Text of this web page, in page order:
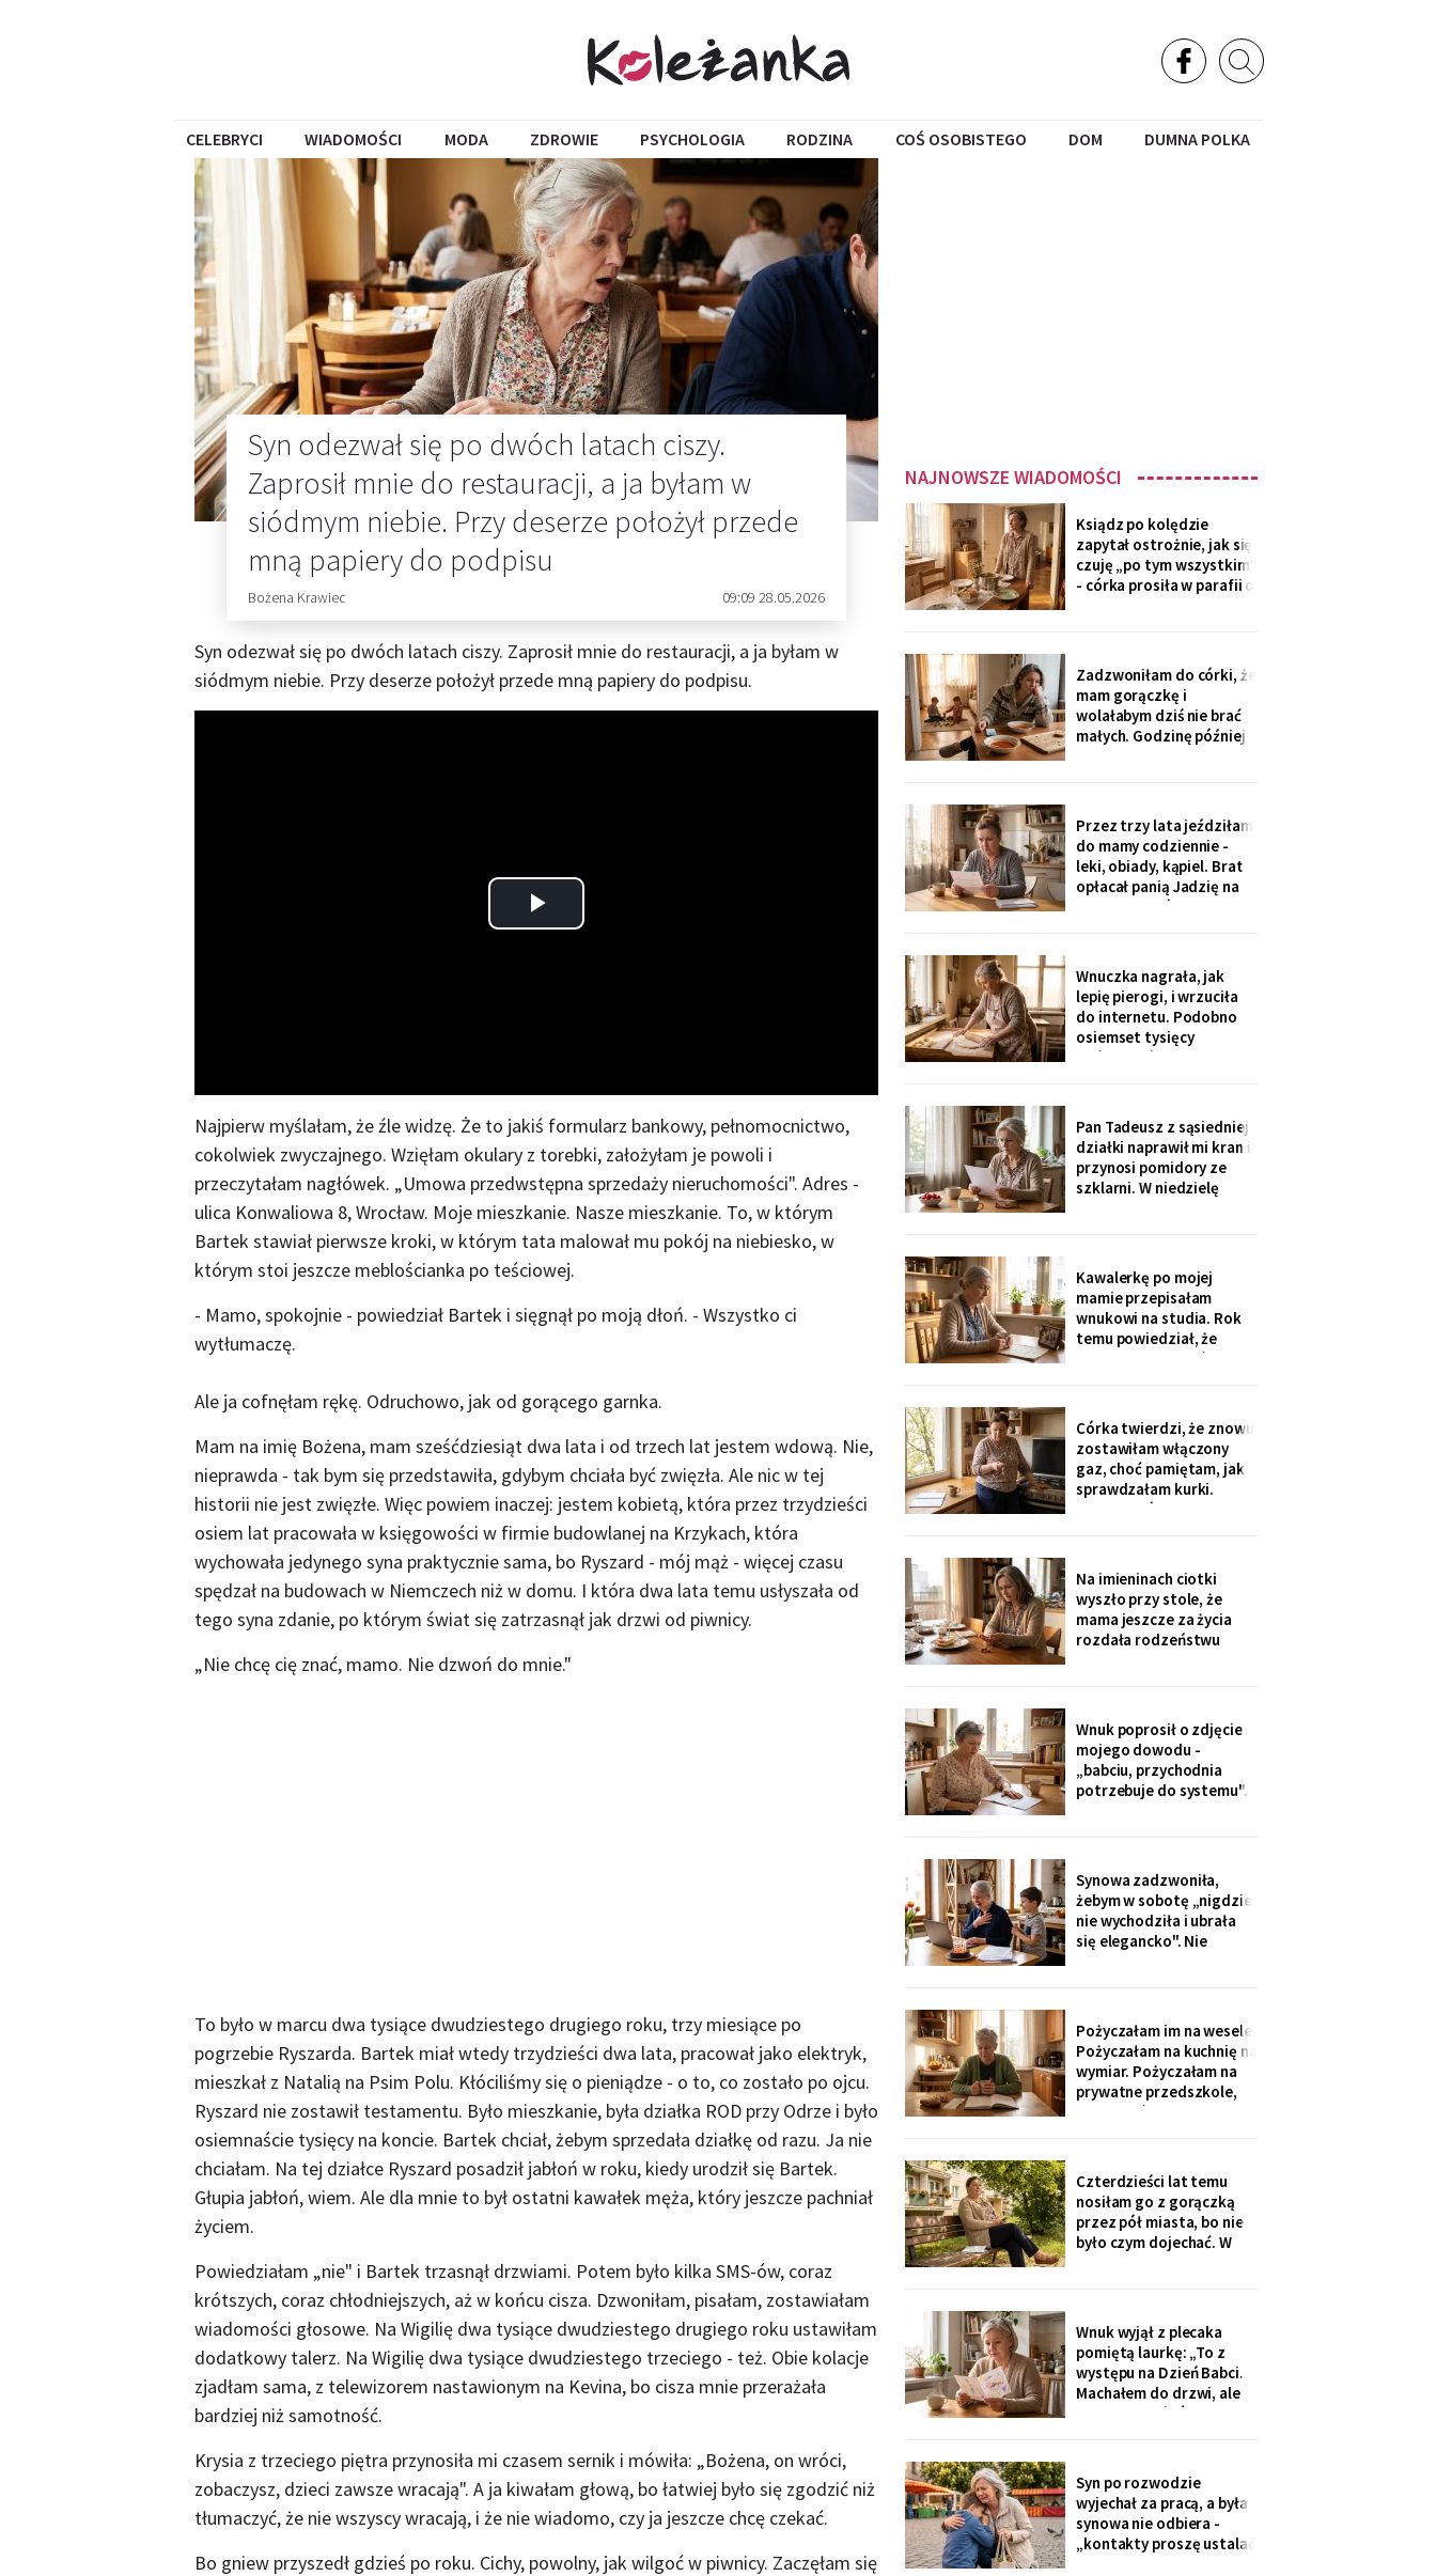
CELEBRYCI WIADOMOŚCI MODA ZDROWIE PSYCHOLOGIA RODZINA COŚ OSOBISTEGO DOM DUMNA POLKA
Syn odezwał się po dwóch latach ciszy.
Zaprosił mnie do restauracji, a ja byłam w
siódmym niebie. Przy deserze położył przede
mną papiery do podpisu
Bożena Krawiec 09:09 28.05.2026
Syn odezwał się po dwóch latach ciszy. Zaprosił mnie do restauracji, a ja byłam w
siódmym niebie. Przy deserze położył przede mną papiery do podpisu.
Play
Najpierw myślałam, że źle widzę. Że to jakiś formularz bankowy, pełnomocnictwo,
cokolwiek zwyczajnego. Wzięłam okulary z torebki, założyłam je powoli i
przeczytałam nagłówek. „Umowa przedwstępna sprzedaży nieruchomości". Adres -
ulica Konwaliowa 8, Wrocław. Moje mieszkanie. Nasze mieszkanie. To, w którym
Bartek stawiał pierwsze kroki, w którym tata malował mu pokój na niebiesko, w
którym stoi jeszcze meblościanka po teściowej.
- Mamo, spokojnie - powiedział Bartek i sięgnął po moją dłoń. - Wszystko ci
wytłumaczę.
Ale ja cofnęłam rękę. Odruchowo, jak od gorącego garnka.
Mam na imię Bożena, mam sześćdziesiąt dwa lata i od trzech lat jestem wdową. Nie,
nieprawda - tak bym się przedstawiła, gdybym chciała być zwięzła. Ale nic w tej
historii nie jest zwięzłe. Więc powiem inaczej: jestem kobietą, która przez trzydzieści
osiem lat pracowała w księgowości w firmie budowlanej na Krzykach, która
wychowała jedynego syna praktycznie sama, bo Ryszard - mój mąż - więcej czasu
spędzał na budowach w Niemczech niż w domu. I która dwa lata temu usłyszała od
tego syna zdanie, po którym świat się zatrzasnął jak drzwi od piwnicy.
„Nie chcę cię znać, mamo. Nie dzwoń do mnie."
To było w marcu dwa tysiące dwudziestego drugiego roku, trzy miesiące po
pogrzebie Ryszarda. Bartek miał wtedy trzydzieści dwa lata, pracował jako elektryk,
mieszkał z Natalią na Psim Polu. Kłóciliśmy się o pieniądze - o to, co zostało po ojcu.
Ryszard nie zostawił testamentu. Było mieszkanie, była działka ROD przy Odrze i było
osiemnaście tysięcy na koncie. Bartek chciał, żebym sprzedała działkę od razu. Ja nie
chciałam. Na tej działce Ryszard posadził jabłoń w roku, kiedy urodził się Bartek.
Głupia jabłoń, wiem. Ale dla mnie to był ostatni kawałek męża, który jeszcze pachniał
życiem.
Powiedziałam „nie" i Bartek trzasnął drzwiami. Potem było kilka SMS-ów, coraz
krótszych, coraz chłodniejszych, aż w końcu cisza. Dzwoniłam, pisałam, zostawiałam
wiadomości głosowe. Na Wigilię dwa tysiące dwudziestego drugiego roku ustawiłam
dodatkowy talerz. Na Wigilię dwa tysiące dwudziestego trzeciego - też. Obie kolacje
zjadłam sama, z telewizorem nastawionym na Kevina, bo cisza mnie przerażała
bardziej niż samotność.
Krysia z trzeciego piętra przynosiła mi czasem sernik i mówiła: „Bożena, on wróci,
zobaczysz, dzieci zawsze wracają". A ja kiwałam głową, bo łatwiej było się zgodzić niż
tłumaczyć, że nie wszyscy wracają, i że nie wiadomo, czy ja jeszcze chcę czekać.
Bo gniew przyszedł gdzieś po roku. Cichy, powolny, jak wilgoć w piwnicy. Zaczęłam się
NAJNOWSZE WIADOMOŚCI
Ksiądz po kolędzie
zapytał ostrożnie, jak się
czuję „po tym wszystkim"
- córka prosiła w parafii o
ja co niedzielę czekam z
obiadem. Ostatni raz
przyszli we wrześniu.
Zadzwoniłam do córki, że
mam gorączkę i
wolałabym dziś nie brać
małych. Godzinę później
przyszedł SMS: „Podasz
im obiad? Wrócimy
głodni".
Przez trzy lata jeździłam
do mamy codziennie -
leki, obiady, kąpiel. Brat
opłacał panią Jadzię na
kilka poranków w
rozliczenie: „twoja
połowa za opiekunkę,
osiem tysięcy. Mama by
tak chciała".
Wnuczka nagrała, jak
lepię pierogi, i wrzuciła
do internetu. Podobno
osiemset tysięcy
wyświetleń - ludzie z
babcie. Córka obejrzała
dwa razy i powiedziała
tylko: „Mamo, mogłaś
chociaż zdjąć ten stary
fartuch".
Pan Tadeusz z sąsiedniej
działki naprawił mi kran i
przynosi pomidory ze
szklarni. W niedzielę
przyszłości". Syn położył
na stole kartkę z
punktami. Pierwszy
przeczytałam do góry
nogami
Kawalerkę po mojej
mamie przepisałam
wnukowi na studia. Rok
temu powiedział, że
musiał ją sprzedać, „bo
spotkałam dawną
sąsiadkę stamtąd: „Co
weekend inni ludzie z
walizkami, klucze w
skrzynce na szyfr.
Córka twierdzi, że znowu
zostawiłam włączony
gaz, choć pamiętam, jak
sprawdzałam kurki.
Klucze, które „zgubiłam",
sąsiadka wspomniała, że
córka była u mnie we
wtorek - kiedy ja
siedziałam w przychodni.
Nigdy nie dawałam
Na imieninach ciotki
wyszło przy stole, że
mama jeszcze za życia
rozdała rodzeństwu
dostałam jej różaniec, po
pogrzebie, z szuflady.
Siostra wyjaśniła: „Ty i
tak zawsze byłaś
ustawiona."
Wnuk poprosił o zdjęcie
mojego dowodu -
„babciu, przychodnia
potrzebuje do systemu".
tysiące, na moje dane.
Wnuk płakał, że odda.
Córka na to: „tylko
nigdzie nie zgłaszaj,
chcesz mu zniszczyć
Synowa zadzwoniła,
żebym w sobotę „nigdzie
nie wychodziła i ubrała
się elegancko". Nie
domu opieki. Przyjechali
z tortem i laptopem:
bilety do Rzymu na moje
siedemdziesiąte
urodziny
Pożyczałam im na wesele.
Pożyczałam na kuchnię na
wymiar. Pożyczałam na
prywatne przedszkole,
„bo Kubuś jest wrażliwy".
poprosiłam o pożyczkę -
na okulary progresywne -
i usłyszałam, że „trzeba
było sobie
Czterdzieści lat temu
nosiłam go z gorączką
przez pół miasta, bo nie
było czym dojechać. W
prześwietlenie biodra.
„Mamo, od tego jest
teraz taksówka dla
seniorów, zamów sobie".
Zamówiłam - kierowca
Wnuk wyjął z plecaka
pomiętą laurkę: „To z
występu na Dzień Babci.
Machałem do drzwi, ale
nie przyszłaś". Żadnego
przekazuje je przez
rodziców. Córka
wzruszyła ramionami:
„No zapomniałam, mamo,
tyle się teraz
Syn po rozwodzie
wyjechał za pracą, a była
synowa nie odbiera -
„kontakty proszę ustalać